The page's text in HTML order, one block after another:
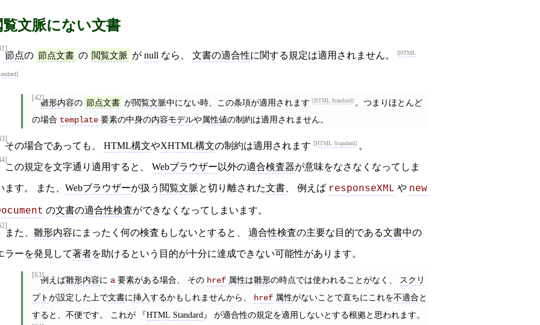
覧文脈にない文書
節点の 節点文書 の 閲覧文脈 がnull なら、文書の適合性に関する規定は適用されません。 HTML
[42]雛形内容の 節点文書 が閲覧文脈中にない時、この条項が適用されます HTML Standard
。つまりほとんど
の場合 template 要素の中身の内容モデルや属性値の制約は適用されません。
その場合であっても、 HTML構文やXHTML構文の制約は適用されます HTML Standard 。
この規定を文字通り適用すると、 Webブラウザー 以外の適合検査器が意味をなさなくなってしま
ます。 また、 Webブラウザーが扱う 閲覧文脈と切り離された文書 、 例えば responseXML や new
の文書の適合性検査ができなくなってしまいます。
また、 雛形内容にまったく何の検査もしないとすると、 適合性検査の主要な目的である文書中の
ラーを発見して著者を助けるという目的が十分に達成できない可能性があります。
[63]例えば雛形内容に a 要素がある場合、 その href 属性は雛形の時点では使われることがなく、
スクリ
プトが設定した上で文書に挿入するかもしれませんから、 href 属性がないことで直ちにこれを不適合と
すると、不便です。 これが
HTML Standard が適合性の規定を適用しないとする根拠と思われます。